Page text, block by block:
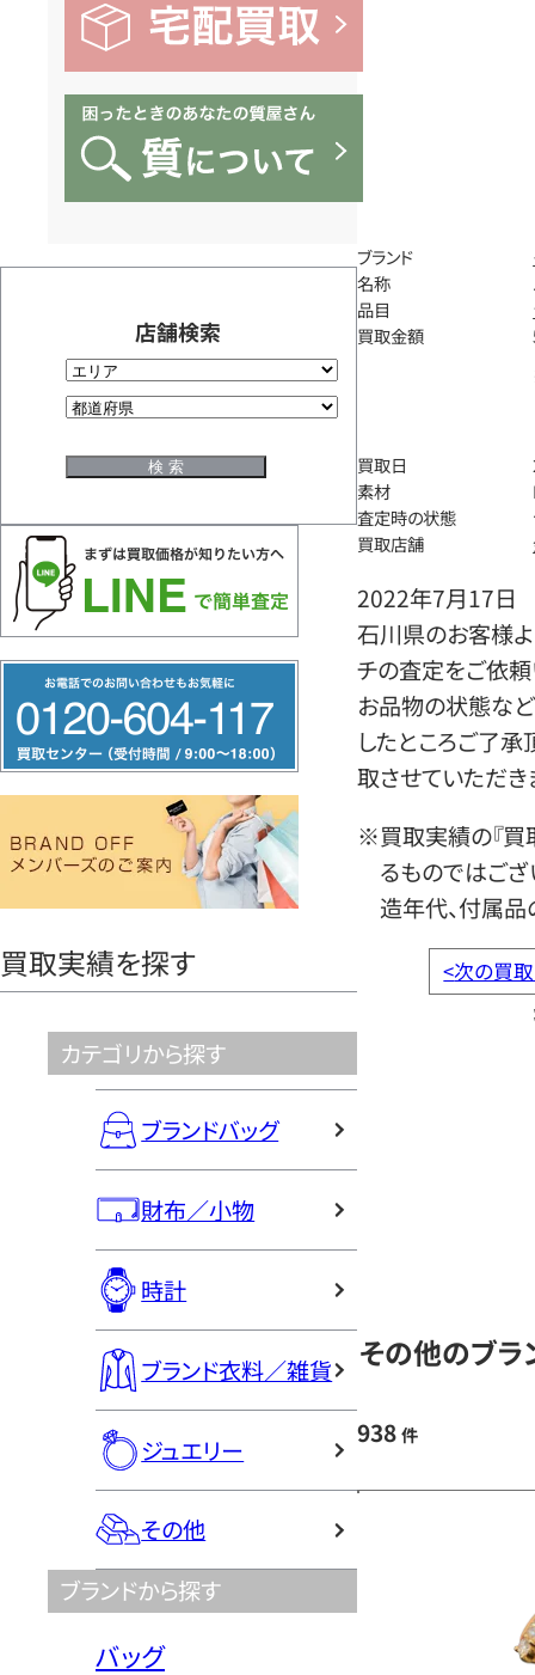
店舗検索
リ
ー
ヤ
買取実績を探す
カテゴリから探す
ブランドバッグ
財布／小物
時計
ブランド衣料／雑貨
ジュエリー
その他
ブランドから探す
バッグ
ブランド
名称
品目
買取金額
買取日
素材
査定時の状態
買取店舗
2022年7月17日
石川県のお客様
チの査定をご依頼
お品物の状態など
したところご了
取させていただき
※買取実績の『買
るものではござ
造年代、付属品
<次の買
その他のブラ
938 件